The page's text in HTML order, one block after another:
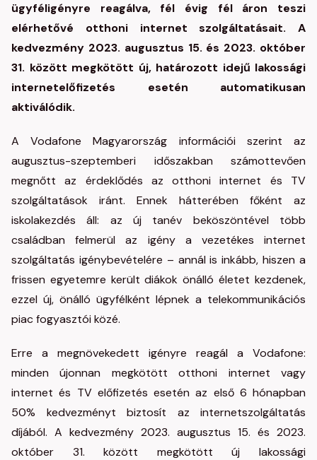
ügyféligényre reagálva, fél évig fél áron teszi
elérhetővé otthoni internet szolgáltatásait. A
kedvezmény 2023. augusztus 15. és 2023. október
31. között megkötött új, határozott idejű lakossági
internetelőfizetés esetén automatikusan
aktiválódik.
A Vodafone Magyarország információi szerint az
augusztus-szeptemberi időszakban számottevően
megnőtt az érdeklődés az otthoni internet és TV
szolgáltatások iránt. Ennek hátterében főként az
iskolakezdés áll: az új tanév beköszöntével több
családban felmerül az igény a vezetékes internet
szolgáltatás igénybevételére – annál is inkább, hiszen a
frissen egyetemre került diákok önálló életet kezdenek,
ezzel új, önálló ügyfélként lépnek a telekommunikációs
piac fogyasztói közé.
Erre a megnövekedett igényre reagál a Vodafone:
minden újonnan megkötött otthoni internet vagy
internet és TV előfizetés esetén az első 6 hónapban
50% kedvezményt biztosít az internetszolgáltatás
díjából. A kedvezmény 2023. augusztus 15. és 2023.
október 31. között megkötött új lakossági